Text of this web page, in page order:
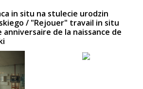
in situ na stulecie urodzin
/ "Rejouer" travail in situ
de la naissance de